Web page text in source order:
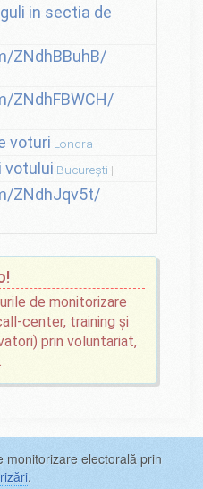
in sectia de
ZNdhBBuhB/
ZNdhFBWCH/
voturi Londra
votului București
ZNdhJqv5t/
de monitorizare
center, training și
prin voluntariat,
monitorizare electorală prin
.